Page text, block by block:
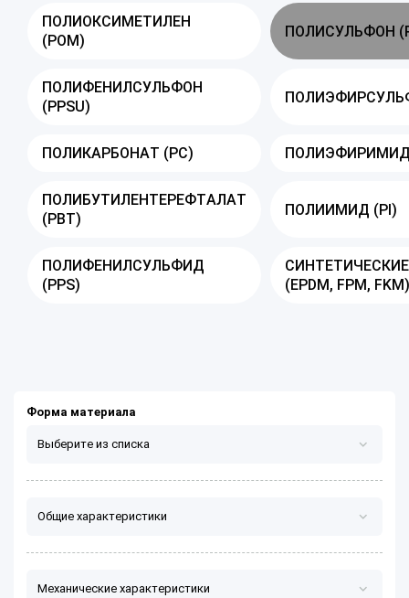
ПОЛИОКСИМЕТИЛЕН
(POM)
ПОЛИСУЛЬФОН
ПОЛИФЕНИЛСУЛЬФОН
(PPSU)
ПОЛИКАРБОНАТ (PC) ПОЛИЭФИРИМИД
ПОЛИБУТИЛЕНТЕРЕФТАЛАТ
(PBT)
ПОЛИИМИД (PI)
ПОЛИФЕНИЛСУЛЬФИД
(PPS)
(EPDM, FPM, FKM)
Форма материала
Выберите из списка
Стержень/профиль/втулка
Общие характеристики
Механические характеристики